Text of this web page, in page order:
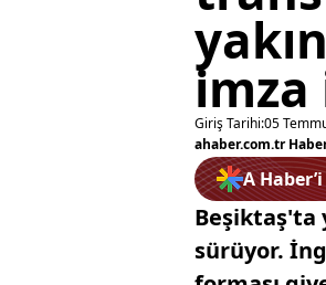
imza
Giriş Tarihi:05
ahaber.com.tr
A
Beşiktaş'ta
sürüyor.